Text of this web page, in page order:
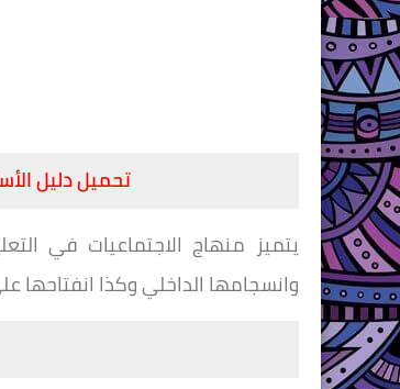
تحميل دليل
يتميز منهاج الاجتماعيات في
وانسجامها الداخلي وكذا انفتاحها